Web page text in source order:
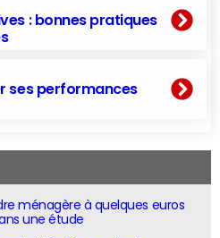
: bonnes pratiques
ses performances
ménagère à quelques euros
une étude